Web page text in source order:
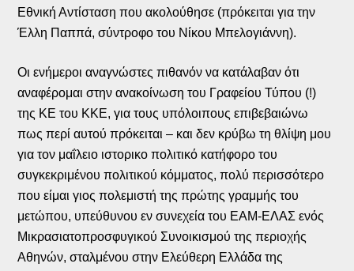
Εθνική Αντίσταση που ακολούθησε (πρόκειται για την
Έλλη Παππά, σύντροφο του Νίκου Μπελογιάννη).
Οι ενήμεροι αναγνώστες πιθανόν να κατάλαβαν ότι
αναφέρομαι στην ανακοίνωση του Γραφείου Τύπου (!)
της ΚΕ του ΚΚΕ, για τους υπόλοιπους επιβεβαιώνω
πως περί αυτού πρόκειται – και δεν κρύβω τη θλίψη μου
για τον μαΐλειο ιστορικο πολιτικό κατήφορο του
συγκεκριμένου πολιτικού κόμματος, πολύ περισσότερο
που είμαι γιος πολεμιστή της πρώτης γραμμής του
μετώπου, υπεύθυνου εν συνεχεία του ΕΑΜ-ΕΛΑΣ ενός
Μικρασιατοπροσφυγικού Συνοικισμού της περιοχής
Αθηνών, σταλμένου στην Ελεύθερη Ελλάδα της